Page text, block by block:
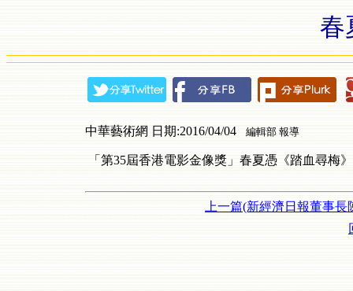
春
中華藝術網 日期:2016/04/04 編輯部 報導
「第35屆香港電影金像獎」春夏憑《踏血尋梅
上一篇(新經濟日報董事長